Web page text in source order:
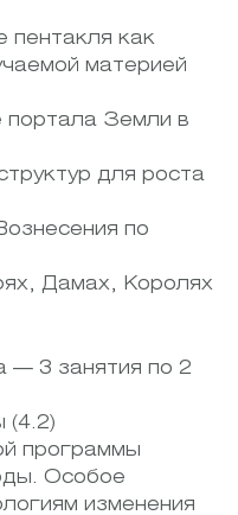
пентакля как
материей
Земли в
для роста
по
Дамах, Королях
— 3 занятия по 2
(4.2)
программы
Особое
изменения